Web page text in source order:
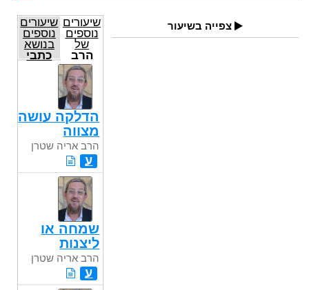
צפייה בשיעור
שיעורים
נוספים
של
הרב
אריה
שטרן
שיעורים
נוספים
בנושא
כתבי
הדלקה עושה
מצווה
הרב אריה שטרן
ע
שמחה או
ליצנות
הרב אריה שטרן
ע